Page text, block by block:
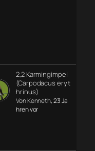
2,2 Karmingimpel
(Carpodacus eryt
hrinus)
Von Kenneth, 23 Ja
hren vor